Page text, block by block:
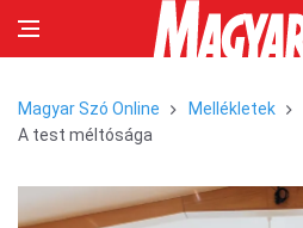
Magyar Szó Online Mellékletek
A test méltósága